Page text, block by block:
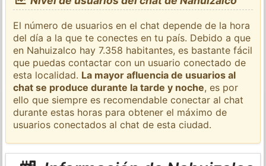
El número de usuarios en el chat depende de la hora
del día a la que te conectes en tu país. Debido a que
en Nahuizalco hay 7.358 habitantes, es bastante fácil
que puedas contactar con un usuario conectado de
esta localidad. La mayor afluencia de usuarios al
chat se produce durante la tarde y noche, es por
ello que siempre es recomendable conectar al chat
durante estas horas para obtener el máximo de
usuarios conectados al chat de esta ciudad.